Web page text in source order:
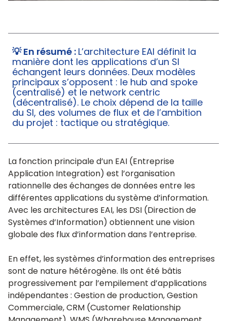
💡 En résumé : L’architecture EAI définit la
manière dont les applications d’un SI
échangent leurs données. Deux modèles
principaux s’opposent : le hub and spoke
(centralisé) et le network centric
(décentralisé). Le choix dépend de la taille
du SI, des volumes de flux et de l’ambition
du projet : tactique ou stratégique.
La fonction principale d’un EAI (Entreprise
Application Integration) est l’organisation
rationnelle des échanges de données entre les
différentes applications du système d’information.
Avec les architectures EAI, les DSI (Direction de
Systèmes d’Information) obtiennent une vision
globale des flux d’information dans l’entreprise.
En effet, les systèmes d’information des entreprises
sont de nature hétérogène. Ils ont été bâtis
progressivement par l’empilement d’applications
indépendantes : Gestion de production, Gestion
Commerciale, CRM (Customer Relationship